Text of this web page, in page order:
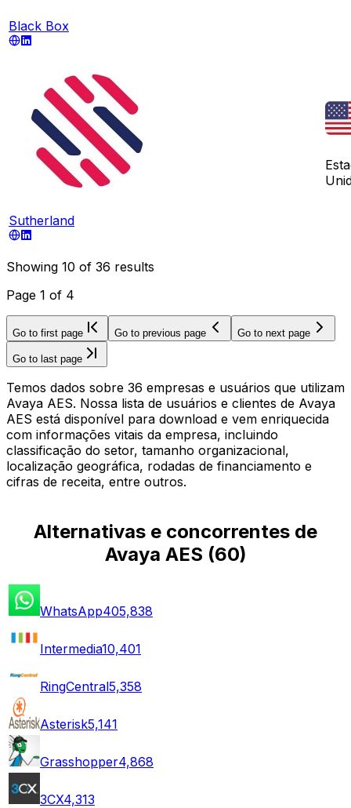
Black Box
Sutherland
Showing 10 of 36 results
Page 1 of 4
Go to first page Go to previous page Go to next page
Go to last page
Temos dados sobre 36 empresas e usuários que utilizam
Avaya AES. Nossa lista de usuários e clientes de Avaya
AES está disponível para download e vem enriquecida
com informações vitais da empresa, incluindo
classificação do setor, tamanho organizacional,
localização geográfica, rodadas de financiamento e
cifras de receita, entre outros.
Alternativas e concorrentes de
Avaya AES (60)
WhatsApp405,838
Intermedia10,401
RingCentral5,358
Asterisk5,141
Grasshopper4,868
3CX4,313